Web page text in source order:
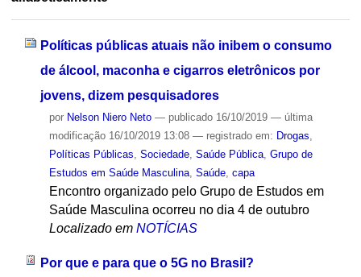
Políticas públicas atuais não inibem o consumo
de álcool, maconha e cigarros eletrônicos por
jovens, dizem pesquisadores
por Nelson Niero Neto — publicado16/10/2019 — última
modificação16/10/2019 13:08 — registrado em: Drogas
Políticas Públicas Sociedade, Saúde Pública, Grupo de
Estudos em Saúde Masculina, Saúde, capa
Encontro organizado pelo Grupo de Estudos em
Saúde Masculina ocorreu no dia 4 de outubro
Localizado em NOTÍCIAS
Por que e para que o 5G no Brasil?